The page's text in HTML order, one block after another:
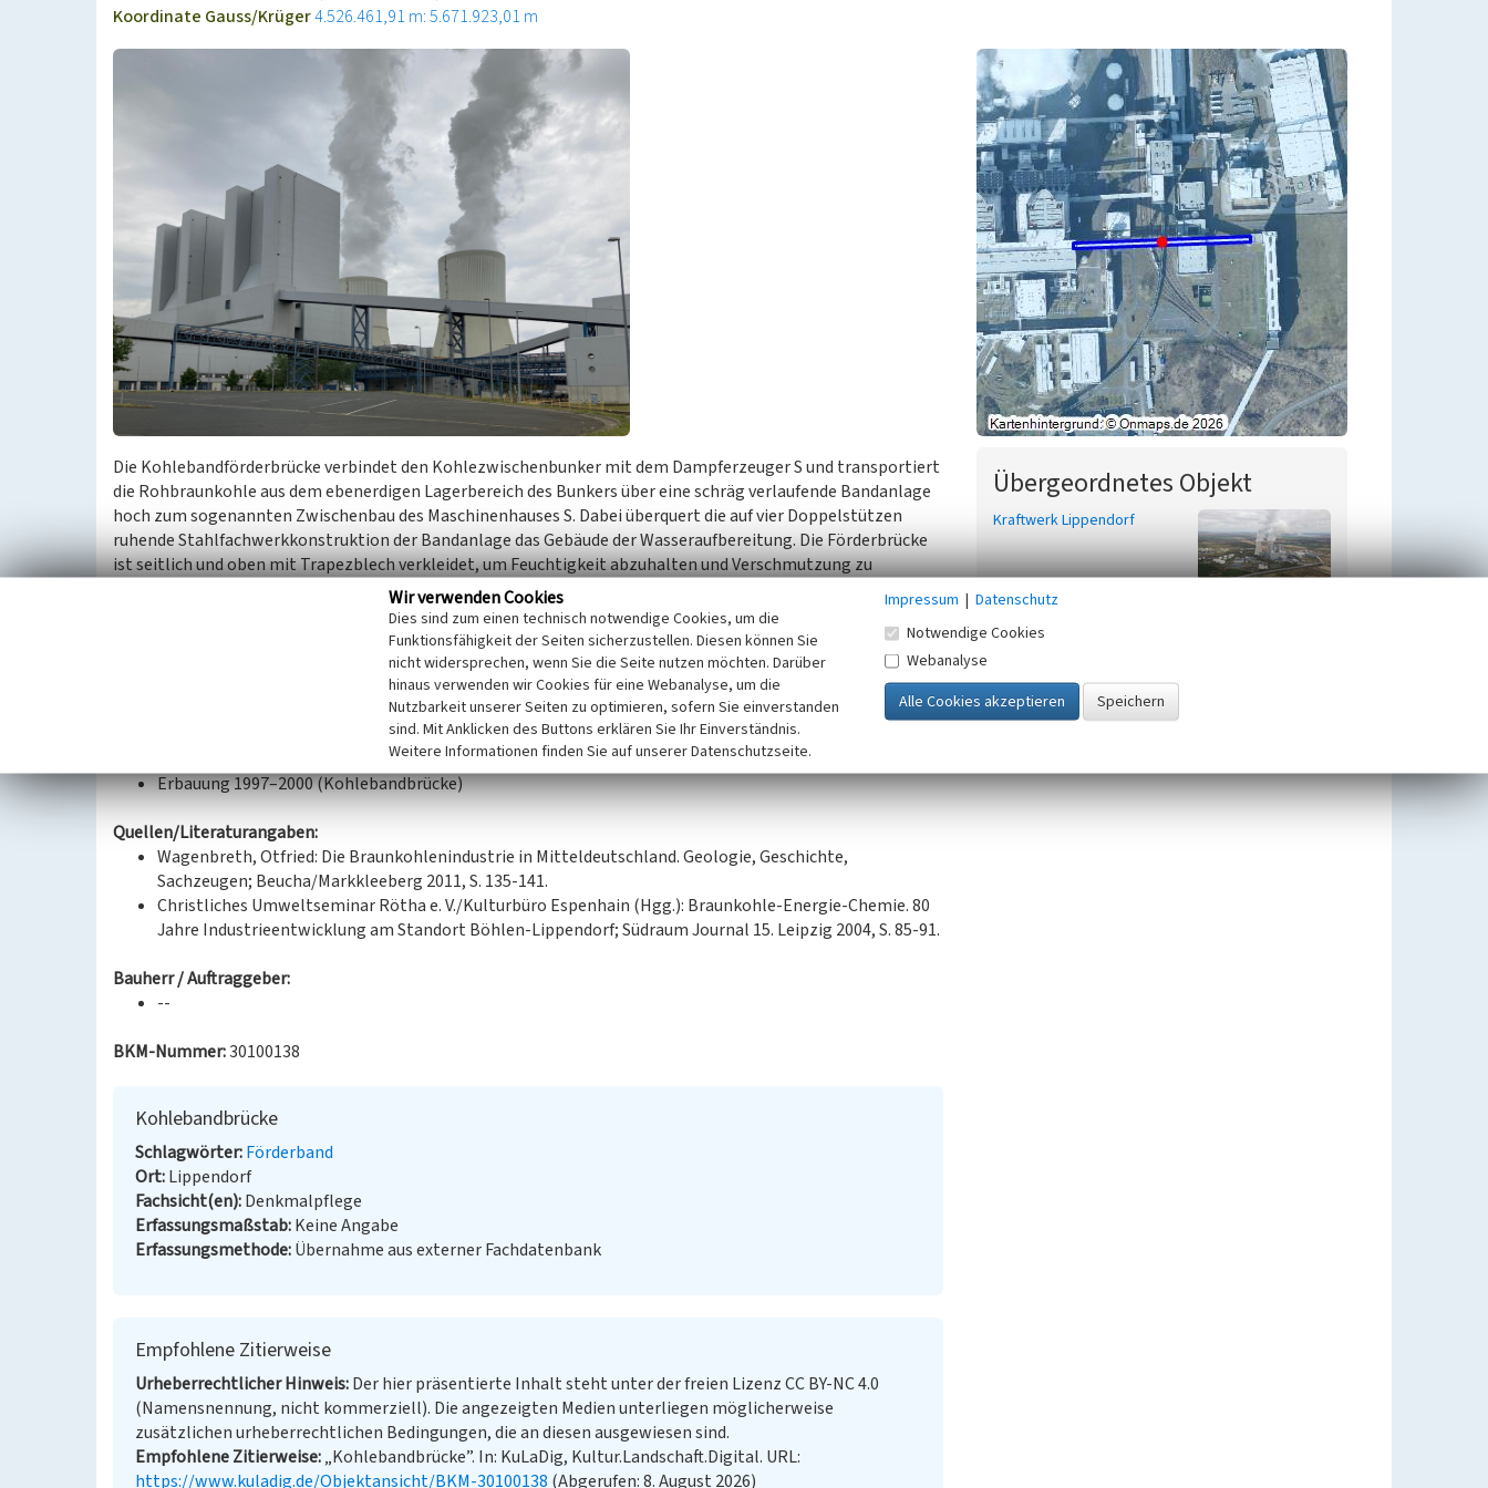
Koordinate Gauss/Krüger4.526.461,91 m: 5.671.923,01 m
Die Kohlebandförderbrücke verbindet den Kohlezwischenbunker mit dem Dampferzeuger S und transportiert
die Rohbraunkohle aus dem ebenerdigen Lagerbereich des Bunkers über eine schräg verlaufende Bandanlage
hoch zum sogenannten Zwischenbau des Maschinenhauses S. Dabei überquert die auf vier Doppelstützen
ruhende Stahlfachwerkkonstruktion der Bandanlage das Gebäude der Wasseraufbereitung. Die Förderbrücke
ist seitlich und oben mit Trapezblech verkleidet, um Feuchtigkeit abzuhalten und Verschmutzung zu
verhindern. Die Stahlfachwerkstützen dienen zwischen dem Maschinenhaus und der
Wasseraufbereitungsanlage als Auflager für Segmente von Raumfachwerkträgern, die Rohrleitungen und
einen regensicheren Fußgängerübergang zwischen den beiden Gebäuden mit Verbindung zum Sozialgebäude
(Nils Schinker, Landesamt für Denkmalpflege Sachsen, 2022)
Erbauung 1997–2000 (Kohlebandbrücke)
Quellen/Literaturangaben:
Wagenbreth, Otfried: Die Braunkohlenindustrie in Mitteldeutschland. Geologie, Geschichte,
Sachzeugen; Beucha/Markkleeberg 2011, S. 135-141.
Christliches Umweltseminar Rötha e. V./Kulturbüro Espenhain (Hgg.): Braunkohle-Energie-Chemie. 80
Jahre Industrieentwicklung am Standort Böhlen-Lippendorf; Südraum Journal 15. Leipzig 2004, S. 85-91.
Bauherr / Auftraggeber:
--
BKM-Nummer:30100138
Kohlebandbrücke
Schlagwörter Förderband
Ort Lippendorf
Fachsicht(en) Denkmalpflege
Erfassungsmaßstab Keine Angabe
Erfassungsmethode Übernahme aus externer Fachdatenbank
Empfohlene Zitierweise
Urheberrechtlicher Hinweis Der hier präsentierte Inhalt steht unter der freien Lizenz CC BY-NC 4.0
(Namensnennung, nicht kommerziell). Die angezeigten Medien unterliegen möglicherweise
zusätzlichen urheberrechtlichen Bedingungen, die an diesen ausgewiesen sind.
Empfohlene Zitierweise „Kohlebandbrücke”. In: KuLaDig, Kultur.Landschaft.Digital. URL:
https://www.kuladig.de/Objektansicht/BKM-30100138 (Abgerufen: 8. August 2026)
Übergeordnetes Objekt
Kraftwerk Lippendorf
Wir verwenden Cookies
Dies sind zum einen technisch notwendige Cookies, um die
Funktionsfähigkeit der Seiten sicherzustellen. Diesen können Sie
nicht widersprechen, wenn Sie die Seite nutzen möchten. Darüber
hinaus verwenden wir Cookies für eine Webanalyse, um die
Nutzbarkeit unserer Seiten zu optimieren, sofern Sie einverstanden
sind. Mit Anklicken des Buttons erklären Sie Ihr Einverständnis.
Weitere Informationen finden Sie auf unserer Datenschutzseite.
Impressum | Datenschutz
Notwendige Cookies
Webanalyse